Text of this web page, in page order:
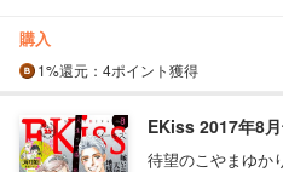
購入
1%還元 ：4ポイント獲得
EKiss 2017年8
待望のこやまゆか